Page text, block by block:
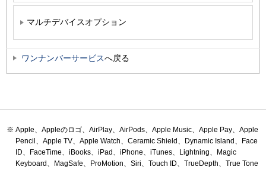
マルチデバイスオプション
ワンナンバーサービスへ戻る
Apple、Appleのロゴ、AirPlay、AirPods、Apple Music、Apple Pay、Apple
Pencil、Apple TV、Apple Watch、Ceramic Shield、Dynamic Island、Face
ID、FaceTime、iBooks、iPad、iPhone、iTunes、Lightning、Magic
Keyboard、MagSafe、ProMotion、Siri、Touch ID、TrueDepth、True Tone